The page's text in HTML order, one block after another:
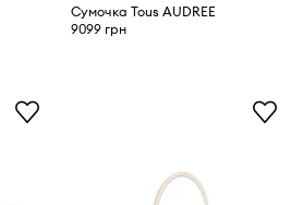
Сумочка Tous AUDREE
9099 грн